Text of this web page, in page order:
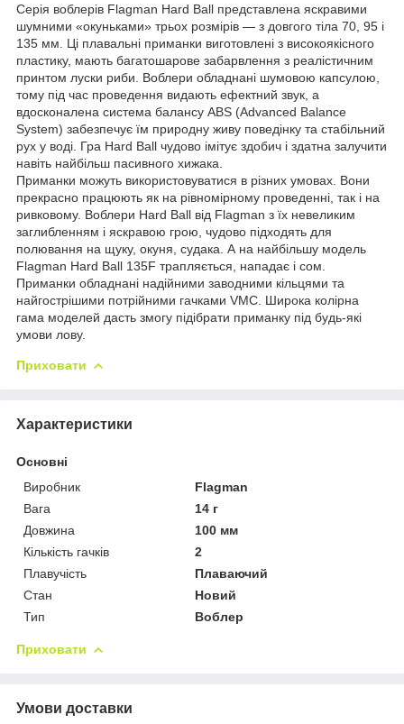
Серія воблерів Flagman Hard Ball представлена яскравими
шумними «окуньками» трьох розмірів — з довгого тіла 70, 95 і
135 мм. Ці плавальні приманки виготовлені з високоякісного
пластику, мають багатошарове забарвлення з реалістичним
принтом луски риби. Воблери обладнані шумовою капсулою,
тому під час проведення видають ефектний звук, а
вдосконалена система балансу ABS (Advanced Balance
System) забезпечує їм природну живу поведінку та стабільний
рух у воді. Гра Hard Ball чудово імітує здобич і здатна залучити
навіть найбільш пасивного хижака.
Приманки можуть використовуватися в різних умовах. Вони
прекрасно працюють як на рівномірному проведенні, так і на
ривковому. Воблери Hard Ball від Flagman з їх невеликим
заглибленням і яскравою грою, чудово підходять для
полювання на щуку, окуня, судака. А на найбільшу модель
Flagman Hard Ball 135F трапляється, нападає і сом.
Приманки обладнані надійними заводними кільцями та
найгострішими потрійними гачками VMC. Широка колірна
гама моделей дасть змогу підібрати приманку під будь-які
умови лову.
Приховати
Характеристики
Основні
Виробник
Flagman
Вага
14 г
Довжина
100 мм
Кількість гачків
2
Плавучість
Плаваючий
Стан
Новий
Тип
Воблер
Приховати
Умови доставки